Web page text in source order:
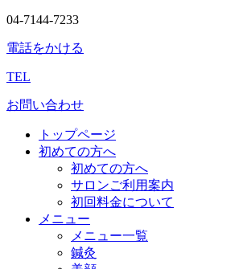
04-7144-7233
電話をかける
TEL
お問い合わせ
トップページ
初めての方へ
初めての方へ
サロンご利用案内
初回料金について
メニュー
メニュー一覧
鍼灸